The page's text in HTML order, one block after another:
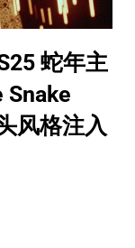
蛇年主
Snake
风格注入